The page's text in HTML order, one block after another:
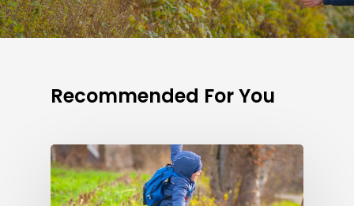
Recommended For You